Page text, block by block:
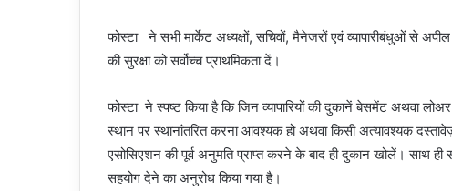
फोस्टा ने सभी मार्केट अध्यक्षों, सचिवों, मैनेजरों एवं व्यापारीबंधुओं से
की सुरक्षा को सर्वोच्च प्राथमिकता दें।
फोस्टा ने स्पष्ट किया है कि जिन व्यापारियों की दुकानें बेसमेंट अथवा
स्थान पर स्थानांतरित करना आवश्यक हो अथवा किसी अत्यावश्यक
एसोसिएशन की पूर्व अनुमति प्राप्त करने के बाद ही दुकान खोलें। साथ ही
सहयोग देने का अनुरोध किया गया है।